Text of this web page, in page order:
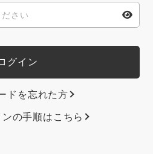
ドを忘れた方
の手順はこちら